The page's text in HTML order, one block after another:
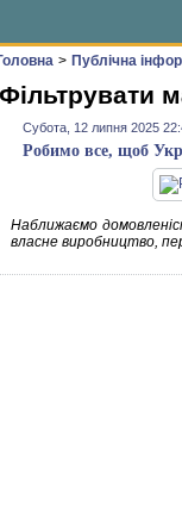
> Публічна
Фільтрувати
Субота, 12 липня 2025
Робимо все, щоб
Наближаємо
власне виробництво,